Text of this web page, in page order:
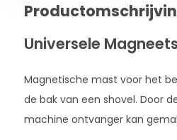
Universele
Magnetische mast voor het
de bak van een shovel. Door
machine ontvanger kan